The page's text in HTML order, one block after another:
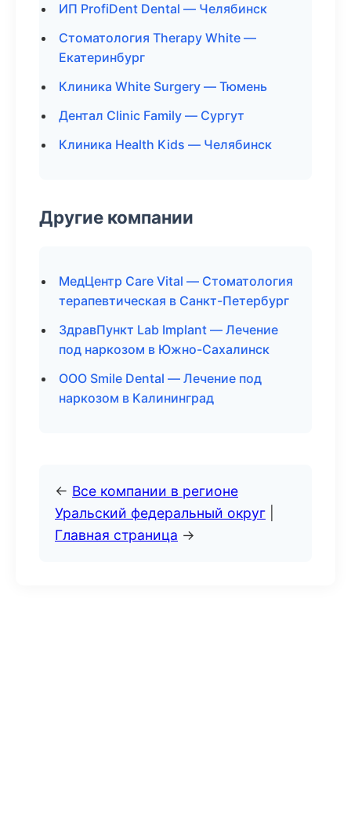
ИП ProfiDent Dental — Челябинск
Стоматология Therapy White —
Екатеринбург
Клиника White Surgery — Тюмень
Дентал Clinic Family — Сургут
Клиника Health Kids — Челябинск
Другие компании
МедЦентр Care Vital — Стоматология
терапевтическая в Санкт-Петербург
ЗдравПункт Lab Implant — Лечение
под наркозом в Южно-Сахалинск
ООО Smile Dental — Лечение под
наркозом в Калининград
← Все компании в регионе
Уральский федеральный округ
Главная страница →